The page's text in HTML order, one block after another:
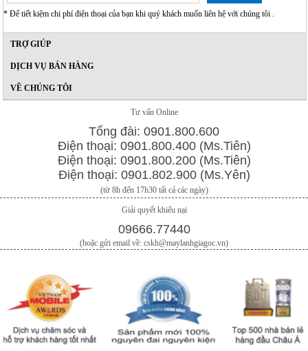
* Để tiết kiệm chi phí điện thoại của bạn khi quý khách muốn liên hệ với chúng tôi .
TRỢ GIÚP
DỊCH VỤ BÁN HÀNG
VỀ CHÚNG TÔI
Tư vấn Online
Tổng đài: 0901.800.600
Điện thoại: 0901.800.400 (Ms.Tiên)
Điện thoại: 0901.800.200 (Ms.Tiên)
Điện thoại: 0901.802.900 (Ms.Yên)
(từ 8h đến 17h30 tất cả các ngày)
Giải quyết khiếu nại
09666.77440
(hoặc gửi email về: cskh@maylanhgiagoc.vn)